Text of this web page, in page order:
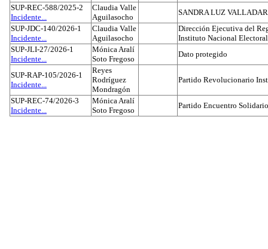
SUP-REC-588/2025-2
Incidente...
Claudia Valle
Aguilasocho
SANDRA LUZ
SUP-JDC-140/2026-1
Incidente...
Claudia Valle
Aguilasocho
Dirección Ejecutiva del
Instituto Nacional Electoral
SUP-JLI-27/2026-1
Incidente...
Mónica Aralí
Soto Fregoso
Dato protegido
SUP-RAP-105/2026-1
Incidente...
Reyes
Rodríguez
Mondragón
Partido Revolucionario
SUP-REC-74/2026-3
Incidente...
Mónica Aralí
Soto Fregoso
Partido Encuentro